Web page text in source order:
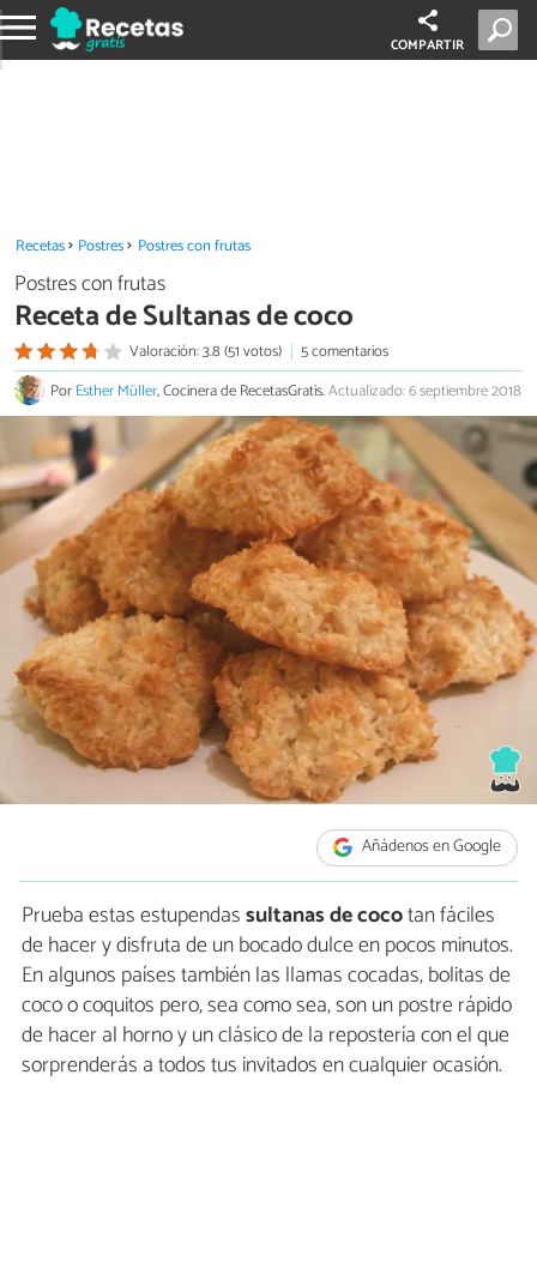
COMPARTIR
Recetas Postres Postres con frutas
Postres con frutas
Receta de Sultanas de coco
Valoración: 3.8 (51 votos)
5 comentarios
PorEsther Müller, Cocinera de RecetasGratis.Actualizado: 6 septiembre 2018
Añádenos en Google
Prueba estas estupendassultanas de cocotan fáciles
de hacer y disfruta de un bocado dulce en pocos minutos.
En algunos países también las llamas cocadas, bolitas de
coco o coquitos pero, sea como sea, son un postre rápido
de hacer al horno y un clásico de la repostería con el que
sorprenderás a todos tus invitados en cualquier ocasión.